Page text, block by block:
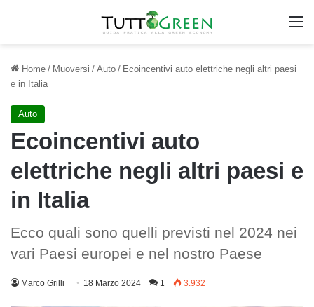
Home / Muoversi / Auto / Ecoincentivi auto elettriche negli altri paesi
e in Italia
Auto
Ecoincentivi auto
elettriche negli altri paesi e
in Italia
Ecco quali sono quelli previsti nel 2024 nei
vari Paesi europei e nel nostro Paese
Marco Grilli 18 Marzo 2024 1 3.932